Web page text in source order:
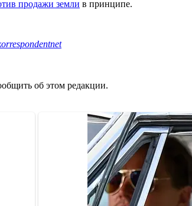
продажи земли в принципе.
об этом редакции.